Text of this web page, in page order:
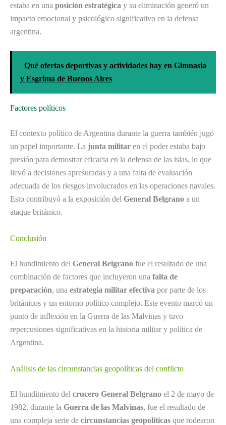
estaba en una posición estratégica y su eliminación generó un
impacto emocional y psicológico significativo en la defensa
argentina.
Qué ofertas deportivas y actividades hay en Gimnasia
y Esgrima de Buenos Aires
Factores políticos
El contexto político de Argentina durante la guerra también jugó
un papel importante. La junta militar en el poder estaba bajo
presión para demostrar eficacia en la defensa de las islas, lo que
llevó a decisiones apresuradas y a una falta de evaluación
adecuada de los riesgos involucrados en las operaciones navales.
Esto contribuyó a la exposición del General Belgrano a un
ataque británico.
Conclusión
El hundimiento del General Belgrano fue el resultado de una
combinación de factores que incluyeron una falta de
preparación, una estrategia militar efectiva por parte de los
británicos y un entorno político complejo. Este evento marcó un
punto de inflexión en la Guerra de las Malvinas y tuvo
repercusiones significativas en la historia militar y política de
Argentina.
Análisis de las circunstancias geopolíticas del conflicto
El hundimiento del crucero General Belgrano el 2 de mayo de
1982, durante la Guerra de las Malvinas, fue el resultado de
una compleja serie de circunstancias geopolíticas que rodearon